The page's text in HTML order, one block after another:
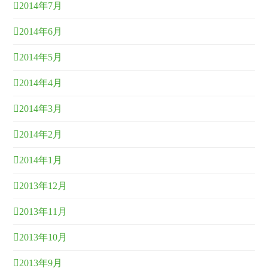
2014年7月
2014年6月
2014年5月
2014年4月
2014年3月
2014年2月
2014年1月
2013年12月
2013年11月
2013年10月
2013年9月